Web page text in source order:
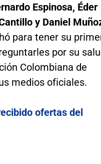
Espinosa, Éder
y Daniel
para tener su
por su
Colombiana de
medios oficiales.
ofertas del